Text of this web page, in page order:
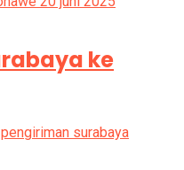
ke
surabaya